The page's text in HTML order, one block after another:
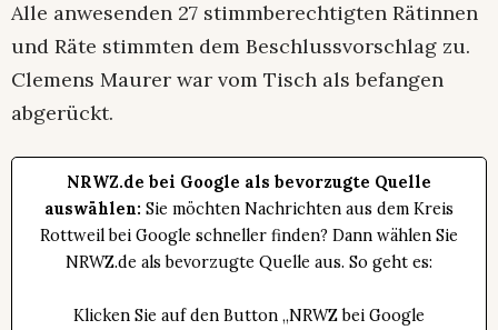
Alle anwesenden 27 stimmberechtigten Rätinnen
und Räte stimmten dem Beschlussvorschlag zu.
Clemens Maurer war vom Tisch als befangen
abgerückt.
NRWZ.de bei Google als bevorzugte Quelle
auswählen: Sie möchten Nachrichten aus dem Kreis
Rottweil bei Google schneller finden? Dann wählen Sie
NRWZ.de als bevorzugte Quelle aus. So geht es:
Klicken Sie auf den Button „NRWZ bei Google